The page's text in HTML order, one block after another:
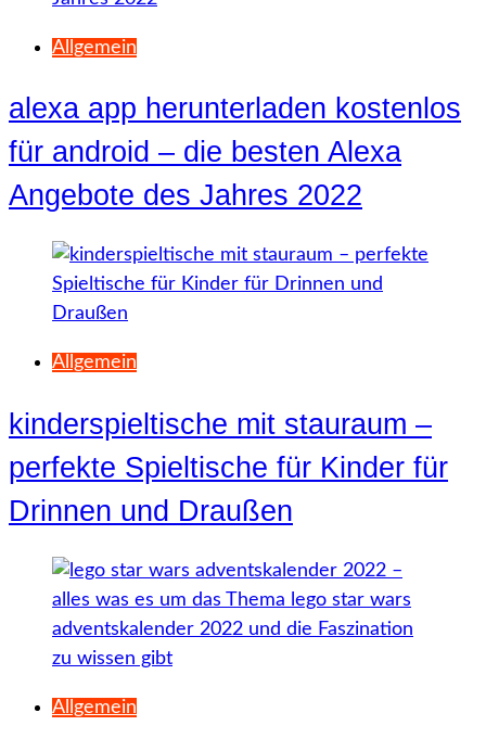
Allgemein
alexa app herunterladen kostenlos
für android – die besten Alexa
Angebote des Jahres 2022
Allgemein
kinderspieltische mit stauraum –
perfekte Spieltische für Kinder für
Drinnen und Draußen
Allgemein